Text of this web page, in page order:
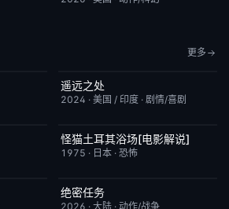
更多
昨日更新
遥远之处
2024 · 美国 / 印度 · 剧情/喜剧
已完结
怪猫土耳其浴场[电影解说]
1975 · 日本 · 恐怖
本周更新
绝密任务
2026 · 大陆 · 动作/战争